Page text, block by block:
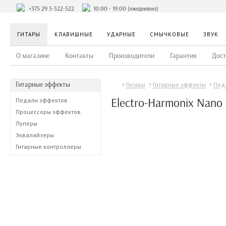
+375 29 5-522-522 10:00 - 19:00 (ежедневно)
ГИТАРЫ КЛАВИШНЫЕ УДАРНЫЕ СМЫЧКОВЫЕ ЗВУК
О магазине Контакты Производители Гарантия
Гитарные эффекты
Педали эффектов
Процессоры эффектов
Луперы
Эквалайзеры
Гитарные контроллеры
Гитары Гитарные эффекты
Electro-Harmonix